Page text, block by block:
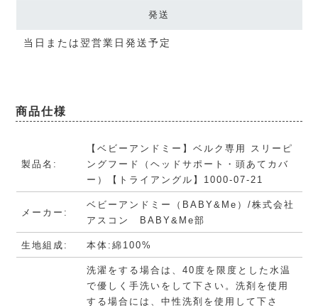
発送
当日または翌営業日発送予定
商品仕様
製品名:
【ベビーアンドミー】ベルク専用 スリーピ
ングフード（ヘッドサポート・頭あてカバ
ー）【トライアングル】1000-07-21
メーカー:
ベビーアンドミー（BABY&Me）/株式会社
アスコン BABY&Me部
生地組成: 本体:綿100%
洗濯をする場合は、40度を限度とした水温
で優しく手洗いをして下さい。洗剤を使用
する場合には、中性洗剤を使用して下さ